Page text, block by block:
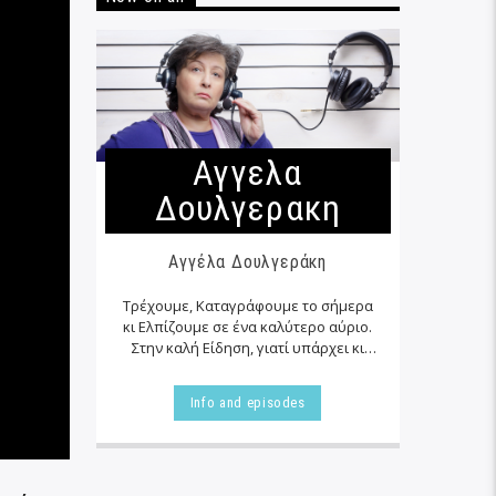
Αγγελα
Δουλγερακη
Αγγέλα Δουλγεράκη
Τρέχουμε, Καταγράφουμε το σήμερα
κι Ελπίζουμε σε ένα καλύτερο αύριο.
Στην καλή Είδηση, γιατί υπάρχει κι
καθημερινότητας μας, τις
περισσότερες φορές…
Info and episodes